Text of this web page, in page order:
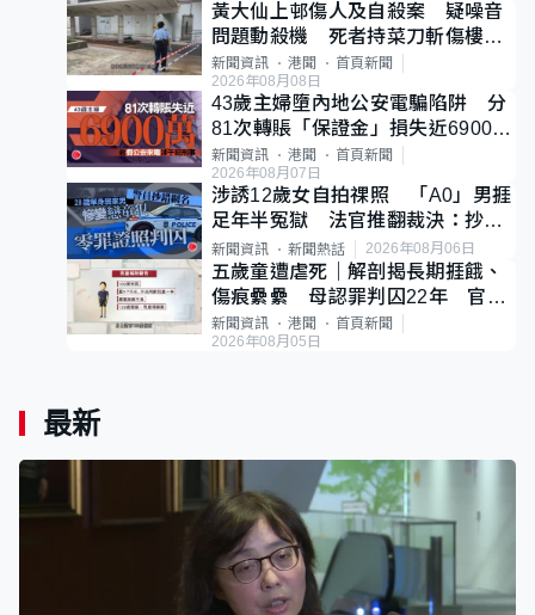
黃大仙上邨傷人及自殺案 疑噪音
問題動殺機 死者持菜刀斬傷樓上
鄰居後墮斃
新聞資訊 港聞
首頁新聞
2026年08月08日
43歲主婦墮內地公安電騙陷阱 分
81次轉賬「保證金」損失近6900萬
元
新聞資訊 港聞
首頁新聞
2026年08月07日
涉誘12歲女自拍祼照 「A0」男捱
足年半冤獄 法官推翻裁決：抄錯
標點
新聞資訊 新聞熱話 2026年08月06日
五歲童遭虐死｜解剖揭長期捱餓、
傷痕纍纍 母認罪判囚22年 官斥
冷血：同類案最惡劣
新聞資訊 港聞
首頁新聞
2026年08月05日
最新